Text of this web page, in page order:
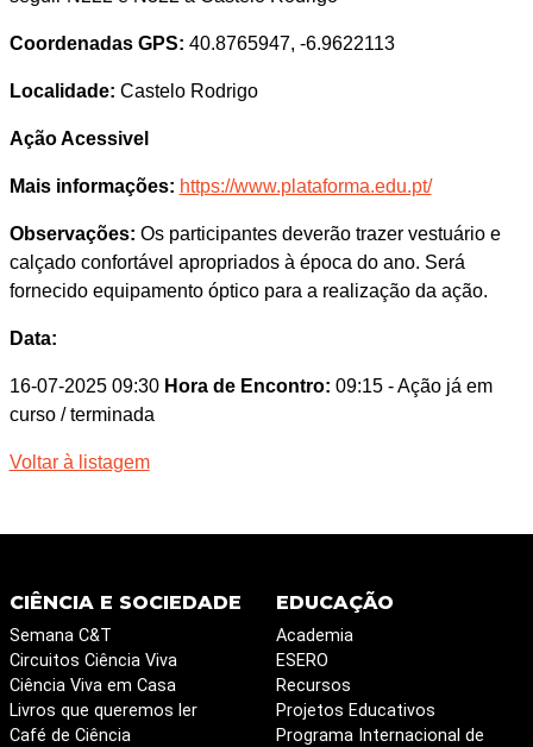
Coordenadas GPS: 40.8765947, -6.9622113
Localidade: Castelo Rodrigo
Ação Acessivel
Mais informações: https://www.plataforma.edu.pt/
Observações: Os participantes deverão trazer vestuário e
calçado confortável apropriados à época do ano. Será
fornecido equipamento óptico para a realização da ação.
Data:
16-07-2025 09:30 Hora de Encontro: 09:15 - Ação já em
curso / terminada
Voltar à listagem
CIÊNCIA E SOCIEDADE
Semana C&T
Circuitos Ciência Viva
Ciência Viva em Casa
Livros que queremos ler
Café de Ciência
EDUCAÇÃO
Academia
ESERO
Recursos
Projetos Educativos
Programa Internacional de